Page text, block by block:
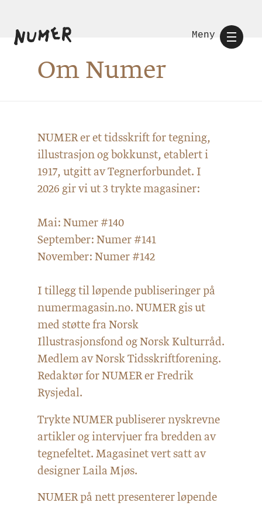
Meny
Om Numer
NUMER er et tidsskrift for tegning,
illustrasjon og bokkunst, etablert i
1917, utgitt av Tegnerforbundet. I
2026 gir vi ut 3 trykte magasiner:
Mai: Numer #140
September: Numer #141
November: Numer #142
I tillegg til løpende publiseringer på
numermagasin.no. NUMER gis ut
med støtte fra Norsk
Illustrasjonsfond og Norsk Kulturråd.
Medlem av Norsk Tidsskriftforening.
Redaktør for NUMER er Fredrik
Rysjedal.
Trykte NUMER publiserer nyskrevne
artikler og intervjuer fra bredden av
tegnefeltet. Magasinet vert satt av
designer Laila Mjøs.
NUMER på nett presenterer løpende